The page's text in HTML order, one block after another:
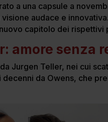
a una capsule a
audace e
capitolo dei rispettivi
amore senza
Jurgen Teller, nei cui
da Owens, che